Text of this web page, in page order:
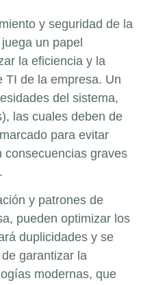
y seguridad de la
un papel
la eficiencia y la
TI de la empresa. Un
del sistema,
las cuales deben de
para evitar
consecuencias graves
y patrones de
pueden optimizar los
duplicidades y se
garantizar la
modernas, que